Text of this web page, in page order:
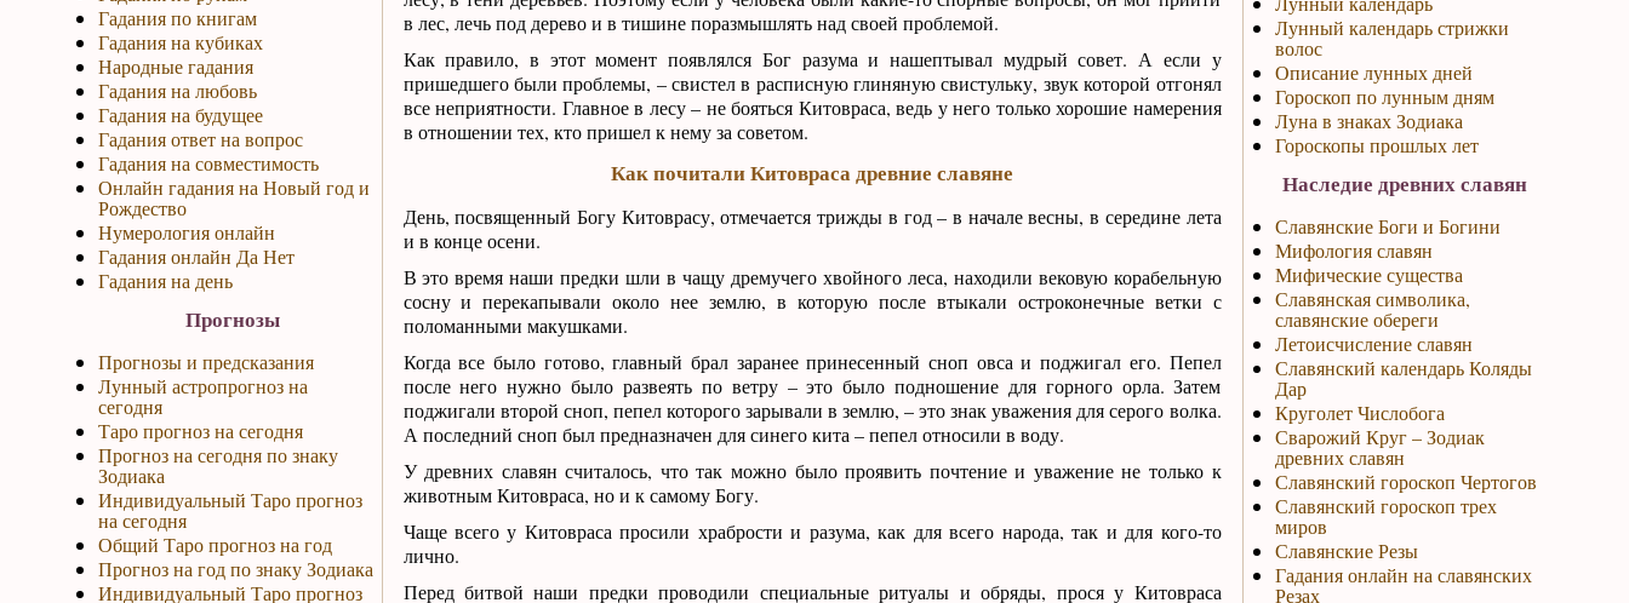
Гадания по книгам
Гадания на кубиках
Народные гадания
Гадания на любовь
Гадания на будущее
Гадания ответ на вопрос
Гадания на совместимость
Онлайн гадания на Новый год и
Рождество
Нумерология онлайн
Гадания онлайн Да Нет
Гадания на день
Прогнозы
Прогнозы и предсказания
Лунный астропрогноз на
сегодня
Таро прогноз на сегодня
Прогноз на сегодня по знаку
Зодиака
Индивидуальный Таро прогноз
на сегодня
Общий Таро прогноз на год
Прогноз на год по знаку Зодиака
Индивидуальный Таро прогноз
в лес, лечь под дерево и в тишине поразмышлять над своей проблемой.
Как правило, в этот момент появлялся Бог разума и нашептывал мудрый совет. А если у
пришедшего были проблемы, – свистел в расписную глиняную свистульку, звук которой отгонял
все неприятности. Главное в лесу – не бояться Китовраса, ведь у него только хорошие намерения
в отношении тех, кто пришел к нему за советом.
Как почитали Китовраса древние славяне
День, посвященный Богу Китоврасу, отмечается трижды в год – в начале весны, в середине лета
и в конце осени.
В это время наши предки шли в чащу дремучего хвойного леса, находили вековую корабельную
сосну и перекапывали около нее землю, в которую после втыкали остроконечные ветки с
поломанными макушками.
Когда все было готово, главный брал заранее принесенный сноп овса и поджигал его. Пепел
после него нужно было развеять по ветру – это было подношение для горного орла. Затем
поджигали второй сноп, пепел которого зарывали в землю, – это знак уважения для серого волка.
А последний сноп был предназначен для синего кита – пепел относили в воду.
У древних славян считалось, что так можно было проявить почтение и уважение не только к
животным Китовраса, но и к самому Богу.
Чаще всего у Китовраса просили храбрости и разума, как для всего народа, так и для кого-то
лично.
Перед битвой наши предки проводили специальные ритуалы и обряды, прося у Китовраса
Лунный календарь стрижки
волос
Описание лунных дней
Гороскоп по лунным дням
Луна в знаках Зодиака
Гороскопы прошлых лет
Наследие древних славян
Славянские Боги и Богини
Мифология славян
Мифические существа
Славянская символика,
славянские обереги
Летоисчисление славян
Славянский календарь Коляды
Дар
Круголет Числобога
Сварожий Круг – Зодиак
древних славян
Славянский гороскоп Чертогов
Славянский гороскоп трех
миров
Славянские Резы
Гадания онлайн на славянских
Резах